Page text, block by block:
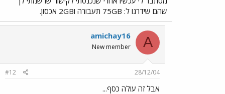
שהם שידרגו ל: 75GB תעבורה ו2GB אכסון.
A
amichay16
New member
28/12/04
#12
אבל זה עולה כסף...